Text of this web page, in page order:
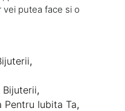
vei putea face si o
,
Bijuterii,
Pentru Iubita Ta,